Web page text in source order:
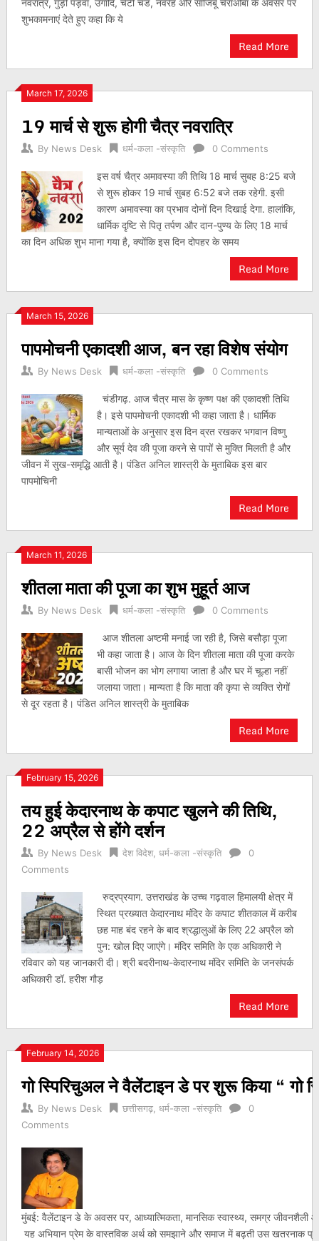
नवरात्र, गुड़ी पड़वा, उगादि, चेटी चंड, नवरेह और साजिबू चेराओबा के अवसर पर
शुभकामनाएं देते हुए कहा कि ये
Read More
March 17, 2026
19 मार्च से शुरू होगी चैत्र नवरात्रि
By News Desk धर्म-कला -संस्कृति 0 Comments
इस वर्ष चैत्र अमावस्या की तिथि 18 मार्च सुबह 8:25 बजे
से शुरू होकर 19 मार्च सुबह 6:52 बजे तक रहेगी. इसी
कारण अमावस्या का प्रभाव दोनों दिन दिखाई देगा. हालांकि,
धार्मिक दृष्टि से पितृ तर्पण और दान-पुण्य के लिए 18 मार्च
का दिन अधिक शुभ माना गया है, क्योंकि इस दिन दोपहर के समय
Read More
March 15, 2026
पापमोचनी एकादशी आज, बन रहा विशेष संयोग
By News Desk धर्म-कला -संस्कृति 0 Comments
चंडीगढ़. आज चैत्र मास के कृष्ण पक्ष की एकादशी तिथि
है। इसे पापमोचनी एकादशी भी कहा जाता है। धार्मिक
मान्यताओं के अनुसार इस दिन व्रत रखकर भगवान विष्णु
और सूर्य देव की पूजा करने से पापों से मुक्ति मिलती है और
जीवन में सुख-समृद्धि आती है। पंडित अनिल शास्त्री के मुताबिक इस बार
पापमोचिनी
Read More
March 11, 2026
शीतला माता की पूजा का शुभ मुहूर्त आज
By News Desk धर्म-कला -संस्कृति 0 Comments
आज शीतला अष्टमी मनाई जा रही है, जिसे बसौड़ा पूजा
भी कहा जाता है। आज के दिन शीतला माता की पूजा करके
बासी भोजन का भोग लगाया जाता है और घर में चूल्हा नहीं
जलाया जाता। मान्यता है कि माता की कृपा से व्यक्ति रोगों
से दूर रहता है। पंडित अनिल शास्त्री के मुताबिक
Read More
February 15, 2026
तय हुई केदारनाथ के कपाट खुलने की तिथि,
22 अप्रैल से होंगे दर्शन
By News Desk देश विदेश, धर्म-कला -संस्कृति
0
Comments
रुद्रप्रयाग. उत्तराखंड के उच्च गढ़वाल हिमालयी क्षेत्र में
स्थित प्रख्यात केदारनाथ मंदिर के कपाट शीतकाल में करीब
छह माह बंद रहने के बाद श्रद्धालुओं के लिए 22 अप्रैल को
पुन: खोल दिए जाएंगे। मंदिर समिति के एक अधिकारी ने
रविवार को यह जानकारी दी। श्री बदरीनाथ-केदारनाथ मंदिर समिति के जनसंपर्क
अधिकारी डॉ. हरीश गौड़
Read More
February 14, 2026
गो स्पिरिचुअल ने वैलेंटाइन डे पर शुरू किया “
By News Desk छत्तीसगढ़, धर्म-कला -संस्कृति
0
Comments
मुंबई: वैलेंटाइन डे के अवसर पर, आध्यात्मिकता, मानसिक स्वास्थ्य, समग्र जीवनशैली
यह अभियान प्रेम के वास्तविक अर्थ को समझाने और समाज में बढ़ती उस खतरनाक